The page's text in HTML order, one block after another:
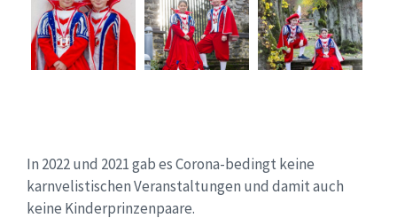
In 2022 und 2021 gab es Corona-bedingt keine
karnvelistischen Veranstaltungen und damit auch
keine Kinderprinzenpaare.